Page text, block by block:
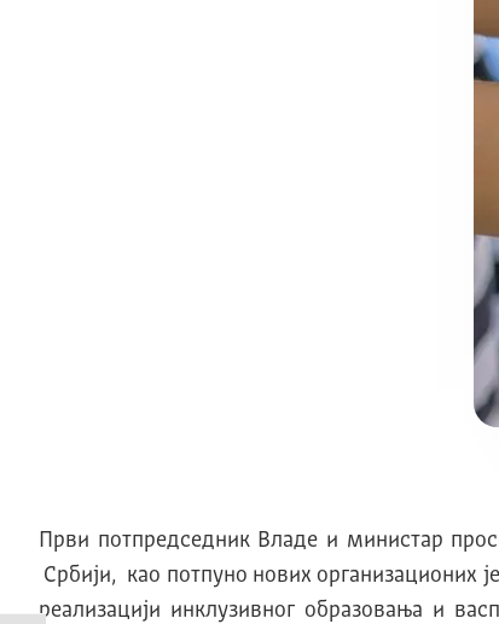
Први потпредседник Владе и министар
Србији, као потпуно нових организационих
реализацији инклузивног образовања и